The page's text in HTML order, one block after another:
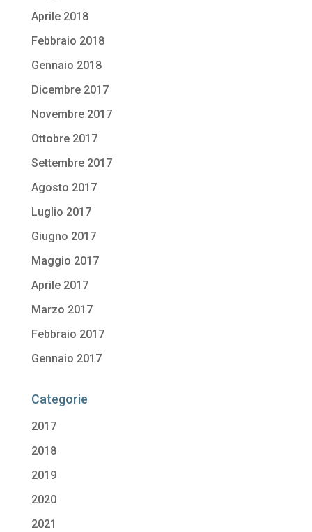
Aprile 2018
Febbraio 2018
Gennaio 2018
Dicembre 2017
Novembre 2017
Ottobre 2017
Settembre 2017
Agosto 2017
Luglio 2017
Giugno 2017
Maggio 2017
Aprile 2017
Marzo 2017
Febbraio 2017
Gennaio 2017
Categorie
2017
2018
2019
2020
2021